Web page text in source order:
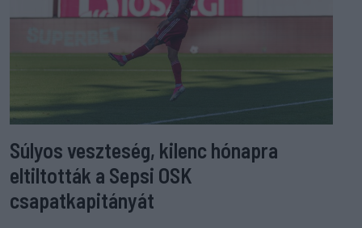
Súlyos veszteség, kilenc hónapra
eltiltották a Sepsi OSK
csapatkapitányát